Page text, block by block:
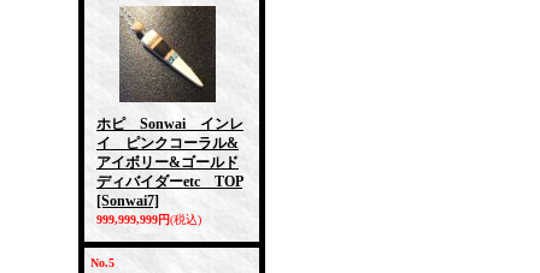
ホピ Sonwai インレ
イ ピンクコーラル&
アイボリー&ゴールド
ディバイダーetc TOP
[Sonwai7]
999,999,999円(税込)
No.5